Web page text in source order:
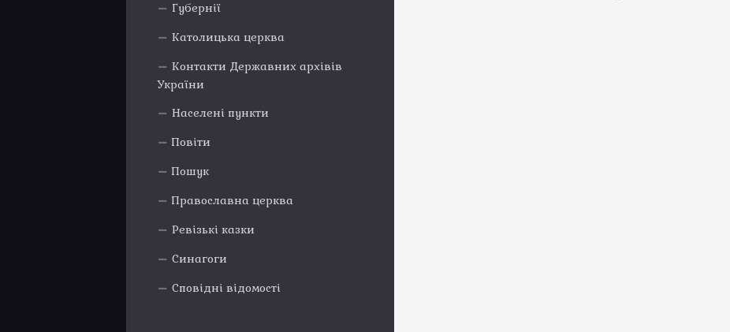
Губернії
Католицька церква
Контакти Державних архівів
України
Населені пункти
Повіти
Пошук
Православна церква
Ревізькі казки
Синагоги
Сповідні відомості